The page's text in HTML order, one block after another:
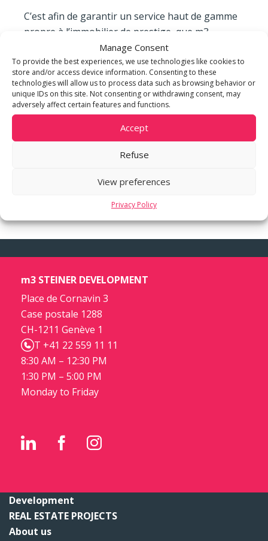
Manage Consent
To provide the best experiences, we use technologies like cookies to
store and/or access device information. Consenting to these
technologies will allow us to process data such as browsing behavior or
unique IDs on this site. Not consenting or withdrawing consent, may
adversely affect certain features and functions.
Accept
Refuse
View preferences
Privacy Policy
C’est afin de garantir un service haut de gamme
propre à l’immobilier de prestige, que m3
IMMOBILIER a développé un partenariat avec
John Taylor, référence internationale en la
matière.
Découvrez nos agences :
John Taylor Genève
John Taylor Megève
m3 STEINER DEVELOPMENT
Place de Cornavin 3
Case postale 1288
CH-1211 Genève 1
T +41 22 559 11 11
8:30 AM – 12:30 PM
1:30 PM – 5:00 PM
Monday to Friday
Development
REAL ESTATE PROJECTS
About us